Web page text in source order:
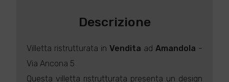
Descrizione
Villetta ristrutturata in Vendita adAmandola -
Via Ancona 5
Questa villetta ristrutturata presenta un design